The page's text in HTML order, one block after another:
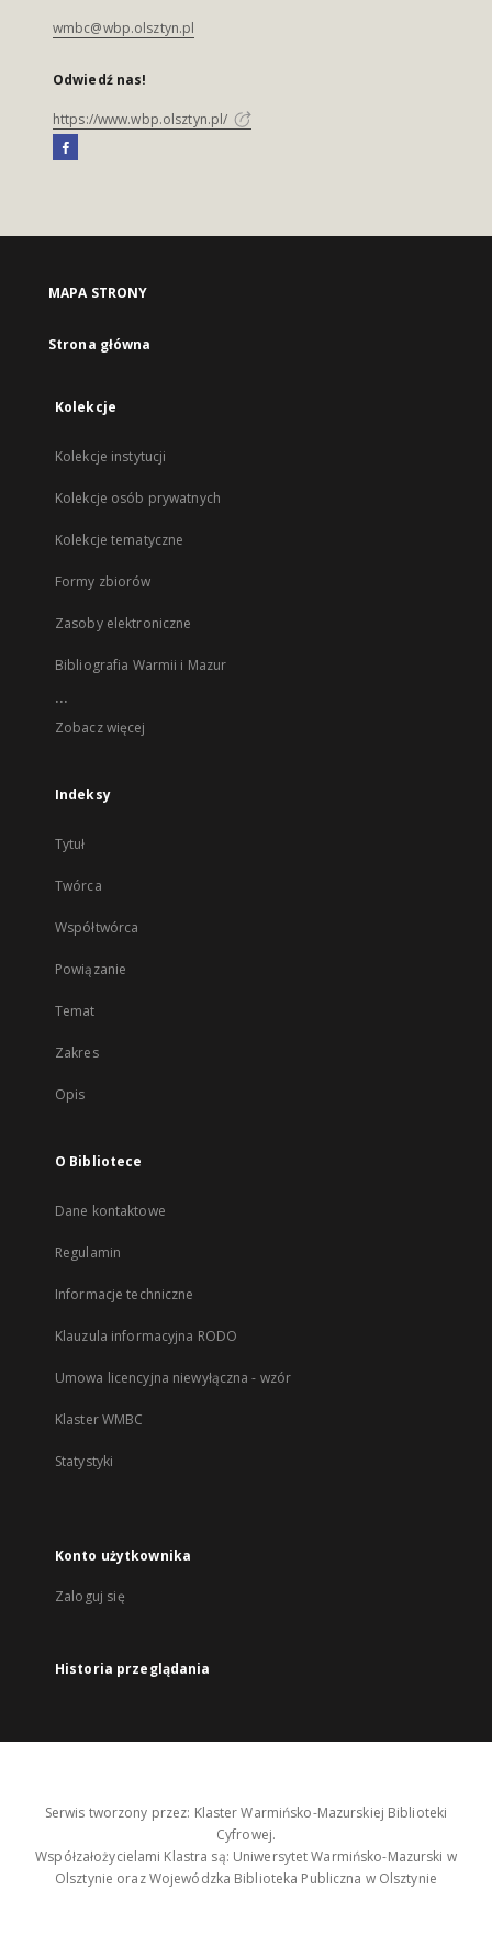
wmbc@wbp.olsztyn.pl
Odwiedź nas!
https://www.wbp.olsztyn.pl/
MAPA STRONY
Strona główna
Kolekcje
Kolekcje instytucji
Kolekcje osób prywatnych
Kolekcje tematyczne
Formy zbiorów
Zasoby elektroniczne
Bibliografia Warmii i Mazur
...
Zobacz więcej
Indeksy
Tytuł
Twórca
Współtwórca
Powiązanie
Temat
Zakres
Opis
O Bibliotece
Dane kontaktowe
Regulamin
Informacje techniczne
Klauzula informacyjna RODO
Umowa licencyjna niewyłączna - wzór
Klaster WMBC
Statystyki
Konto użytkownika
Zaloguj się
Historia przeglądania
Serwis tworzony przez: Klaster Warmińsko-Mazurskiej Biblioteki
Cyfrowej.
Współzałożycielami Klastra są: Uniwersytet Warmińsko-Mazurski w
Olsztynie oraz Wojewódzka Biblioteka Publiczna w Olsztynie